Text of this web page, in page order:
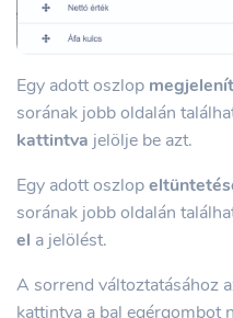
Egy adott oszlop
sorának jobb oldalán
kattintva jelölje be azt.
Egy adott oszlop
sorának jobb oldalán
el a jelölést.
A sorrend változtatásához
kattintva a bal egérgombot